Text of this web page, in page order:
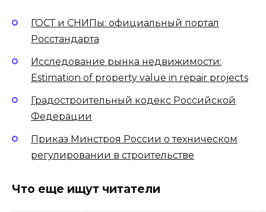
ГОСТ и СНИПы: официальный портал
Росстандарта
Исследование рынка недвижимости:
Estimation of property value in repair projects
Градостроительный кодекс Российской
Федерации
Приказ Минстроя России о техническом
регулировании в строительстве
Что еще ищут читатели